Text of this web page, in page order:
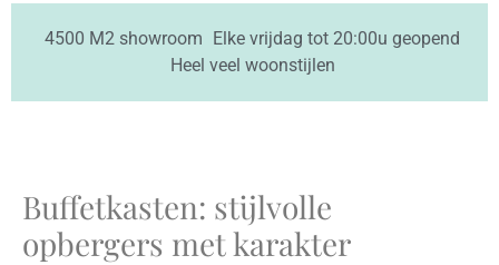
4500 M2 showroom Elke vrijdag tot 20:00u geopend
Heel veel woonstijlen
Buffetkasten: stijlvolle
opbergers met karakter